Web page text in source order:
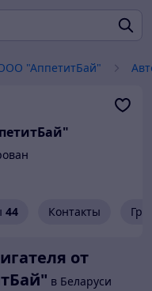
"АппетитБай"
44 Контакты
от
в Беларуси